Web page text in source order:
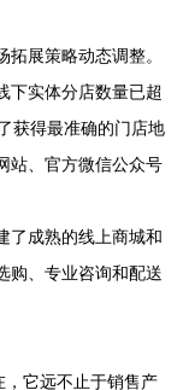
拓展策略动态调整。
下实体分店数量已超
获得最准确的门店地
站、官方微信公众号
了成熟的线上商城和
购、专业咨询和配送
，它远不止于销售产